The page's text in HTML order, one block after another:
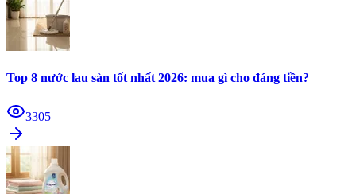
Top 8 nước lau sàn tốt nhất 2026: mua gì cho đáng tiền?
3305